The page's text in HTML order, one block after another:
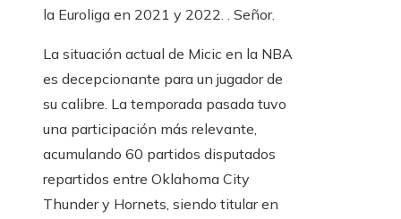
la Euroliga en 2021 y 2022. . Señor.
La situación actual de Micic en la NBA
es decepcionante para un jugador de
su calibre. La temporada pasada tuvo
una participación más relevante,
acumulando 60 partidos disputados
repartidos entre Oklahoma City
Thunder y Hornets, siendo titular en